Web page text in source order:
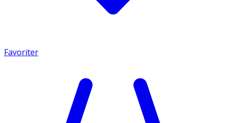
Favoriter